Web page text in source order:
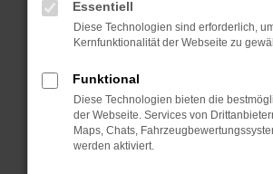
Erfahrung als Serviceassistent (m/w/
Autohaus des VW-Konzern
Im Ideallfall Zertifizierung zur
Leistungsbereitschaft
Freundlichkeit, Freude und
Menschen sowie
Teamfähigkeit
Essentiell
Diese Technologien sind erforderlich,
Kernfunktionalität der Webseite zu
Funktional
Diese Technologien bieten die
der Webseite. Services von
Maps, Chats,
werden aktiviert.